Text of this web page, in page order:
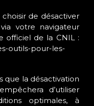
de désactiver
votre navigateur
officiel de la CNIL :
outils-pour-les-
que la désactivation
d’utiliser
optimales, à